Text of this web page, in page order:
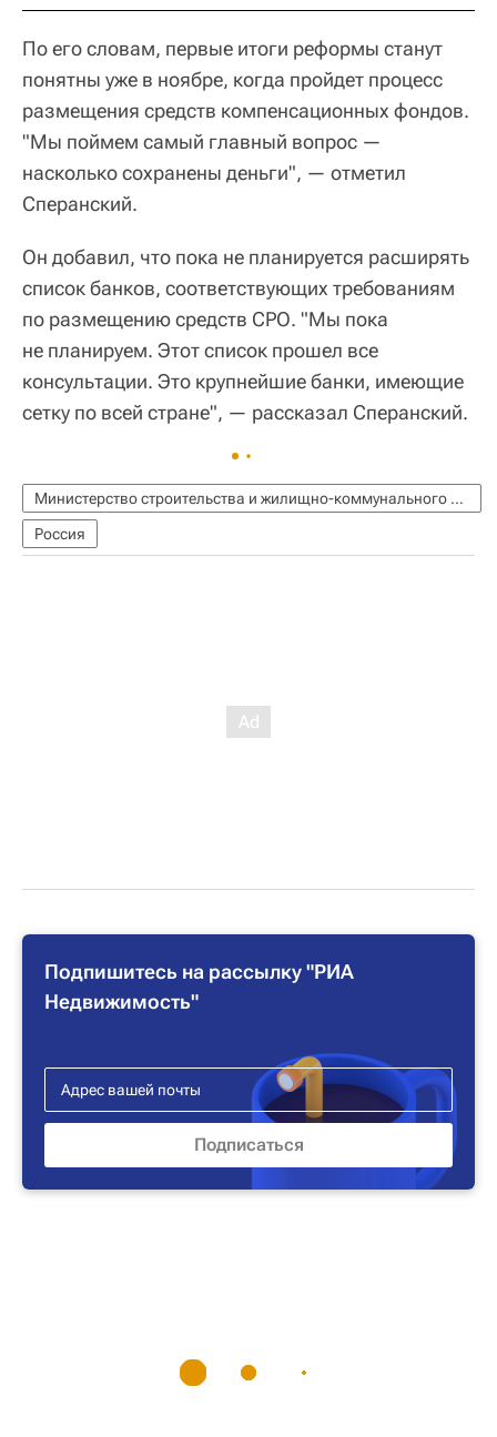
По его словам, первые итоги реформы станут
понятны уже в ноябре, когда пройдет процесс
размещения средств компенсационных фондов.
"Мы поймем самый главный вопрос —
насколько сохранены деньги", — отметил
Сперанский.
Он добавил, что пока не планируется расширять
список банков, соответствующих требованиям
по размещению средств СРО. "Мы пока
не планируем. Этот список прошел все
консультации. Это крупнейшие банки, имеющие
сетку по всей стране", — рассказал Сперанский.
Министерство строительства и жилищно-коммунального хозяйства РФ (Минстрой России)
Россия
Подпишитесь на рассылку "РИА
Недвижимость"